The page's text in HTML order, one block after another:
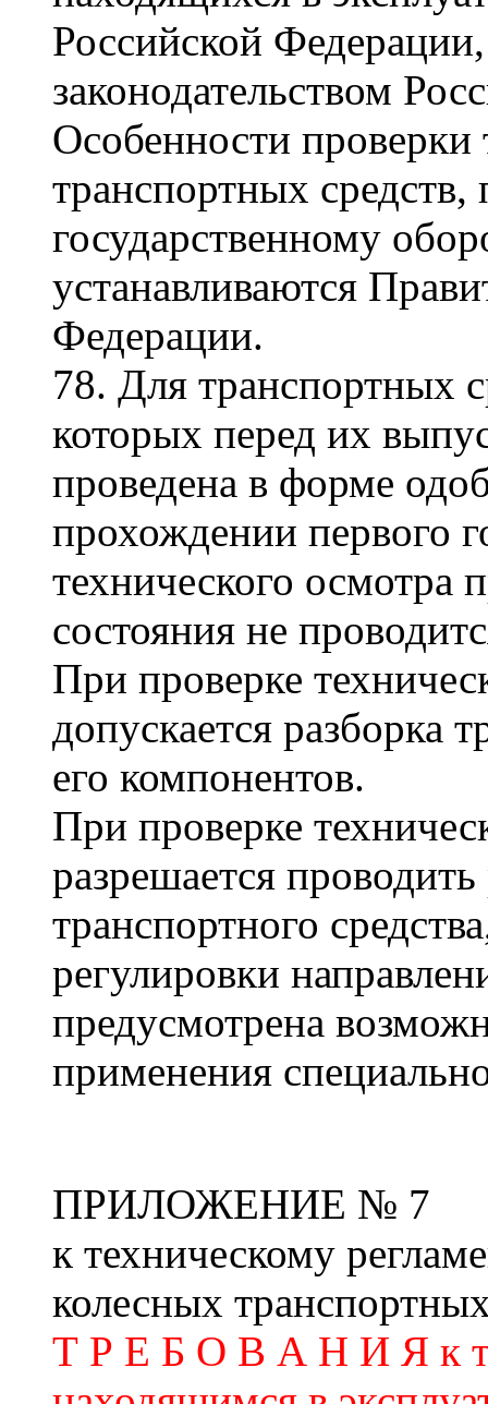
Российской Федерации,
законодательством
Особенности проверки
транспортных
государственному
устанавливаются
Федерации.
78. Для транспортных
которых перед их
проведена в форме
прохождении первого
технического осмотра
состояния не
При проверке
допускается разборка
его компонентов.
При проверке
разрешается
транспортного
регулировки
предусмотрена
применения
ПРИЛОЖЕНИЕ № 7
к техническому
колесных
Т Р Е Б О В А Н И Я к